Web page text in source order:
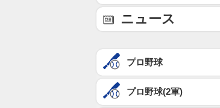
ニュース
プロ野球
プロ野球(2軍)